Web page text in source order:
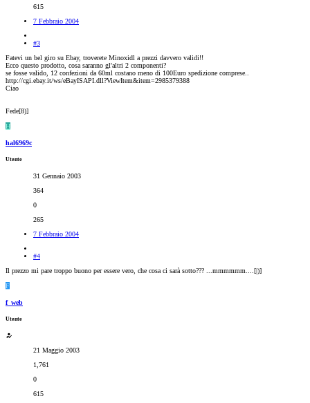
615
7 Febbraio 2004
#3
Fatevi un bel giro su Ebay, troverete Minoxidl a prezzi davvero validi!!
Ecco questo prodotto, cosa saranno gl'altri 2 componenti?
se fosse valido, 12 confezioni da 60ml costano meno di 100Euro spedizione comprese..
http://cgi.ebay.it/ws/eBayISAPI.dll?ViewItem&item=2985379388
Ciao
Fede[8)]
H
hal6969c
Utente
31 Gennaio 2003
364
0
265
7 Febbraio 2004
#4
Il prezzo mi pare troppo buono per essere vero, che cosa ci sarà sotto??? ...mmmmmm....[|)]
F
f_web
Utente
21 Maggio 2003
1,761
0
615